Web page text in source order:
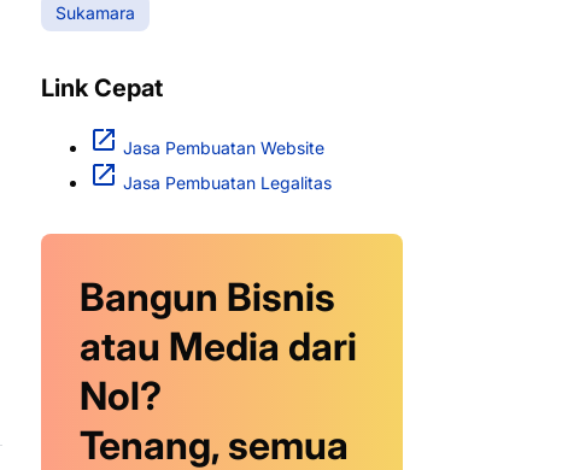
Sukamara
Link Cepat
Jasa Pembuatan Website
Jasa Pembuatan Legalitas
Bangun Bisnis
atau Media dari
Nol?
Tenang, semua